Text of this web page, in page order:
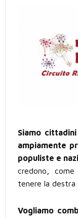
Siamo
ampiamente
populiste e
credono ,
tenere la destra
Vogliamo